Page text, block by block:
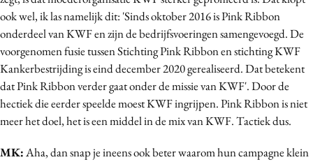
ook wel, ik las namelijk dit: 'Sinds oktober 2016 is Pink Ribbon
onderdeel van KWF en zijn de bedrijfsvoeringen samengevoegd. De
voorgenomen fusie tussen Stichting Pink Ribbon en stichting KWF
Kankerbestrijding is eind december 2020 gerealiseerd. Dat betekent
dat Pink Ribbon verder gaat onder de missie van KWF'. Door de
hectiek die eerder speelde moest KWF ingrijpen. Pink Ribbon is niet
meer het doel, het is een middel in de mix van KWF. Tactiek dus.
MK:Aha, dan snap je ineens ook beter waarom hun campagne klein